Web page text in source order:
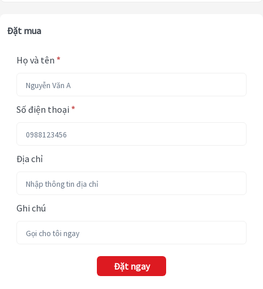
Đặt mua
Họ và tên *
Số điện thoại *
Địa chỉ
Ghi chú
Đặt ngay